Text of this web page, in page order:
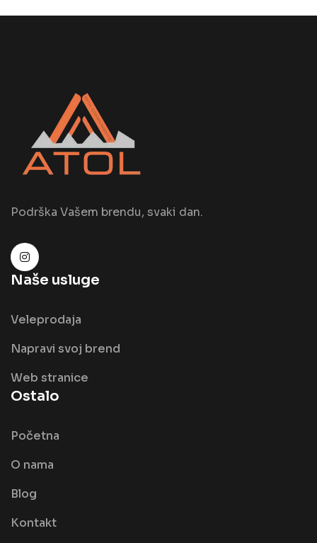
Podrška Vašem brendu, svaki dan.
Naše usluge
Veleprodaja
Napravi svoj brend
Web stranice
Ostalo
Početna
O nama
Blog
Kontakt